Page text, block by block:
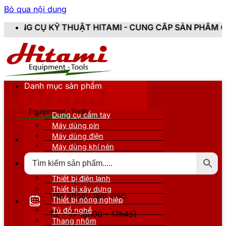
Bỏ qua nội dung
HITAMI - CUNG CẤP SẢN PHẨM CHÍNH HÃNG,
Văn phòng làm việc:
T2 - T7 (8h00 - 17h45)
Danh mục sản phẩm
Dụng cụ cầm tay
Máy dùng pin
Máy dùng điện
Máy dùng khí nén
Thiết bị nâng đỡ
Thiết bị điện lạnh
Thiết bị xây dựng
Thiết bị nông nghiệp
Tủ đồ nghề
Thang nhôm